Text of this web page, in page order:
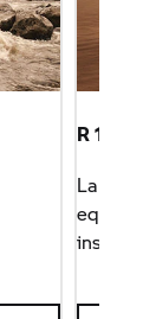
R
La